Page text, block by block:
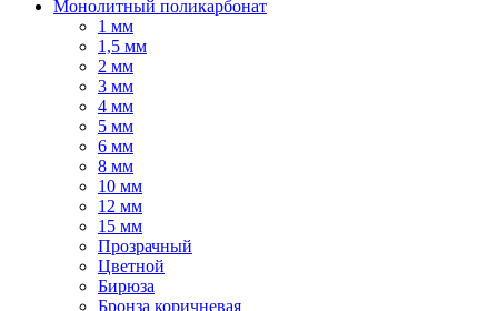
Монолитный поликарбонат
1 мм
1,5 мм
2 мм
3 мм
4 мм
5 мм
6 мм
8 мм
10 мм
12 мм
15 мм
Прозрачный
Цветной
Бирюза
Бронза коричневая